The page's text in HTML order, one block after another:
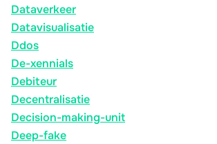
Dataverkeer
Datavisualisatie
Ddos
De-xennials
Debiteur
Decentralisatie
Decision-making-unit
Deep-fake